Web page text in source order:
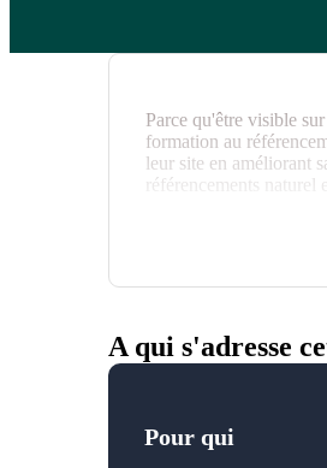
Parce qu'être visible
formation au
leur site en améliorant
référencements naturel
A qui s'adresse
Pour qui